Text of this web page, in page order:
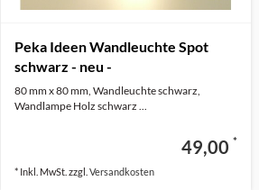
Peka Ideen Wandleuchte Spot
schwarz - neu -
80 mm x 80 mm, Wandleuchte schwarz,
Wandlampe Holz schwarz ...
49,00 *
* Inkl. MwSt. zzgl. Versandkosten